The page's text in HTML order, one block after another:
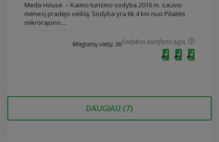
Meda House – Kaimo turizmo sodyba 2016 m. sausio
mėnesį pradėjo veiklą. Sodyba yra tik 4 km nuo Pilaitės
mikrorajono....
Sodybos komforto lygis
Miegamų vietų: 36
DAUGIAU (7)